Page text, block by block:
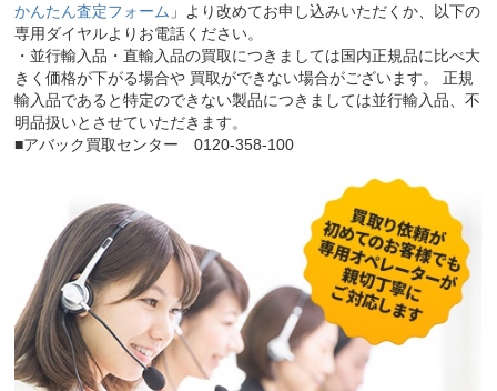
かんたん査定フォーム 」より改めてお申し込みいただくか、以下の
専用ダイヤルよりお電話ください。
・並行輸入品・直輸入品の買取につきましては国内正規品に比べ大
きく価格が下がる場合や 買取ができない場合がございます。 正規
輸入品であると特定のできない製品につきましては並行輸入品、不
明品扱いとさせていただきます。
■アバック買取センター 0120-358-100